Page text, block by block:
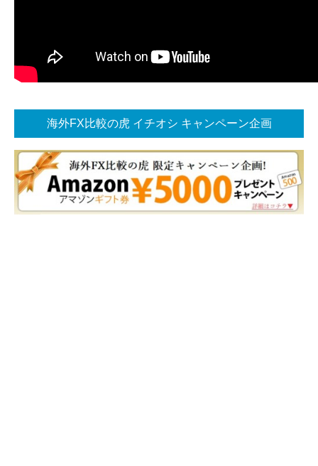
海外FX比較の虎 イチオシ キャンペーン企画
海外FX比較の虎お勧め！ 今イチオシキャンペーン企画